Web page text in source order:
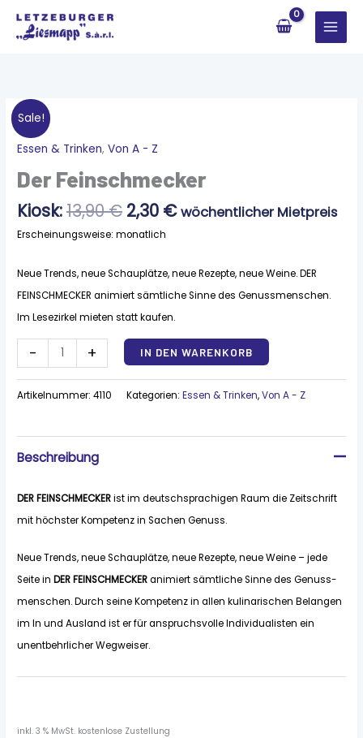
Inhalt
springen
Sale!
Essen & Trinken,Von A - Z
Der Feinschmecker
Kiosk:13,90€
Ursprünglicher
war:
13,90 €
2,30 €
Preis
ist:
2,30 €.
wöchentlicher Mietpreis
Erscheinungsweise: monatlich
Neue Trends, neue Schauplätze, neue Rezepte, neue Weine. DER
FEINSCHMECKER animiert sämtliche Sinne des Genuss­menschen.
Im Lesezirkel mieten statt kaufen.
-
Der
Feinschmecker
Menge
+ IN DEN WARENKORB Alternative:
Artikelnummer:4110 Kategorien:Essen & Trinken,Von A - Z
Beschreibung
DER FEINSCHMECKERist im deutschsprachigen Raum die Zeitschrift
mit höchster Kompetenz in Sachen Genuss.
Neue Trends, neue Schauplätze, neue Rezepte, neue Weine – jede
Seite inDER FEINSCHMECKERanimiert sämtliche Sinne des Genuss­
menschen. Durch seine Kompetenz in allen kulinarischen Belangen
im In und Ausland ist er für anspruchsvolle Individualisten ein
unentbehrlicher Wegweiser.
inkl. 3 % MwSt. kostenlose Zustellung